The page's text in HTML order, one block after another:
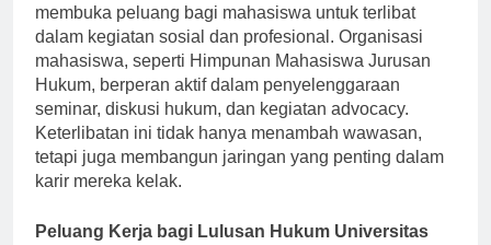
membuka peluang bagi mahasiswa untuk terlibat
dalam kegiatan sosial dan profesional. Organisasi
mahasiswa, seperti Himpunan Mahasiswa Jurusan
Hukum, berperan aktif dalam penyelenggaraan
seminar, diskusi hukum, dan kegiatan advocacy.
Keterlibatan ini tidak hanya menambah wawasan,
tetapi juga membangun jaringan yang penting dalam
karir mereka kelak.
Peluang Kerja bagi Lulusan Hukum Universitas